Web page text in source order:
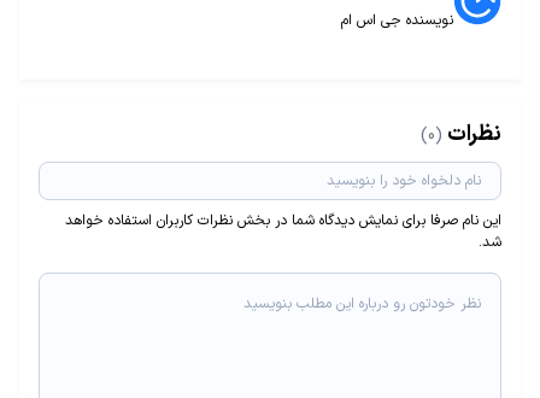
نویسنده جی اس ام
نظرات (0)
این نام صرفا برای نمایش دیدگاه شما در بخش نظرات کاربران استفاده خواهد
شد.